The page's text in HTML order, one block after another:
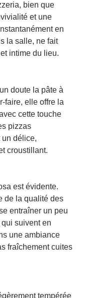
bien que
et une
en
la salle, ne fait
intime du lieu.
doute la pâte à
faire, elle offre la
cette touche
pizzas
délice,
croustillant.
est évidente.
de la qualité des
entraîner un peu
qui suivent en
une ambiance
fraîchement cuites
tempérée